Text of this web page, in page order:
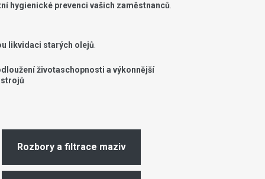
hygienické prevenci vašich zaměstnanců
likvidaci starých olejů
životaschopnosti a výkonnější
Rozbory a filtrace maziv